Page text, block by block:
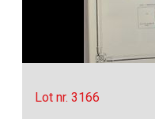
Lot nr. 3166